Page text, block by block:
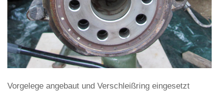
Vorgelege angebaut und Verschleißring eingesetzt